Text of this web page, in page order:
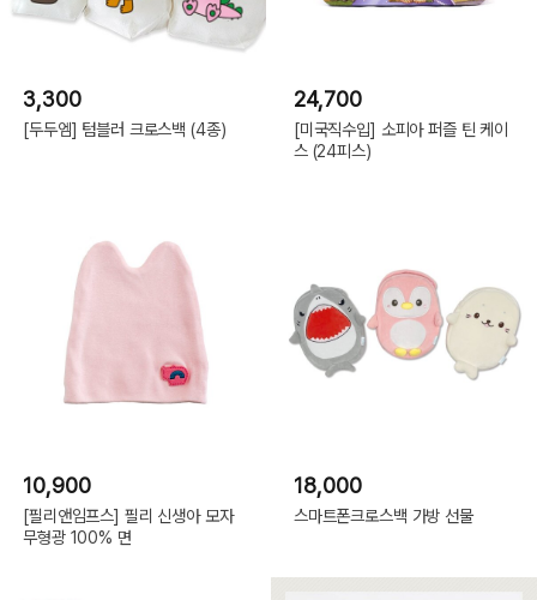
3,300
[두두엠] 텀블러 크로스백 (4종)
24,700
[미국직수입] 소피아 퍼즐 틴 케이
스 (24피스)
10,900
[필리앤임프스] 필리 신생아 모자
무형광 100% 면
18,000
스마트폰크로스백 가방 선물